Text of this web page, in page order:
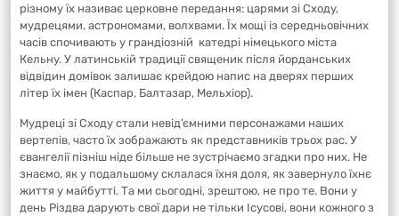
різному їх називає церковне передання: царями зі Сходу,
мудрецями, астрономами, волхвами. Їх мощі із середньовічних
часів спочивають у грандіозній катедрі німецького міста
Кельну. У латинській традиції священик після йорданських
відвідин домівок залишає крейдою напис на дверях перших
літер їх імен (Каспар, Балтазар, Мельхіор).
Мудреці зі Сходу стали невід’ємними персонажами наших
вертепів, часто їх зображають як представників трьох рас. У
євангелії пізніш ніде більше не зустрічаємо згадки про них. Не
знаємо, як у подальшому склалася їхня доля, як завернуло їхнє
життя у майбутті. Та ми сьогодні, зрештою, не про те. Вони у
день Різдва дарують свої дари не тільки Ісусові, вони кожного з